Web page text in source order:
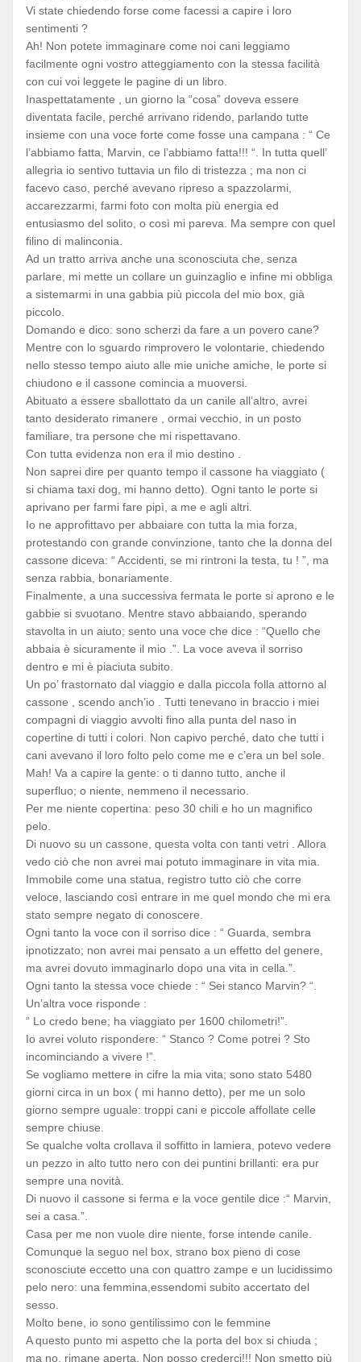
Vi state chiedendo forse come facessi a capire i loro
sentimenti ?
Ah! Non potete immaginare come noi cani leggiamo
facilmente ogni vostro atteggiamento con la stessa facilità
con cui voi leggete le pagine di un libro.
Inaspettatamente , un giorno la “cosa” doveva essere
diventata facile, perché arrivano ridendo, parlando tutte
insieme con una voce forte come fosse una campana : “ Ce
l’abbiamo fatta, Marvin, ce l’abbiamo fatta!!! “. In tutta quell’
allegria io sentivo tuttavia un filo di tristezza ; ma non ci
facevo caso, perché avevano ripreso a spazzolarmi,
accarezzarmi, farmi foto con molta più energia ed
entusiasmo del solito, o così mi pareva. Ma sempre con quel
filino di malinconia.
Ad un tratto arriva anche una sconosciuta che, senza
parlare, mi mette un collare un guinzaglio e infine mi obbliga
a sistemarmi in una gabbia più piccola del mio box, già
piccolo.
Domando e dico: sono scherzi da fare a un povero cane?
Mentre con lo sguardo rimprovero le volontarie, chiedendo
nello stesso tempo aiuto alle mie uniche amiche, le porte si
chiudono e il cassone comincia a muoversi.
Abituato a essere sballottato da un canile all’altro, avrei
tanto desiderato rimanere , ormai vecchio, in un posto
familiare, tra persone che mi rispettavano.
Con tutta evidenza non era il mio destino .
Non saprei dire per quanto tempo il cassone ha viaggiato (
si chiama taxi dog, mi hanno detto). Ogni tanto le porte si
aprivano per farmi fare pipì, a me e agli altri.
Io ne approfittavo per abbaiare con tutta la mia forza,
protestando con grande convinzione, tanto che la donna del
cassone diceva: “ Accidenti, se mi rintroni la testa, tu ! ”, ma
senza rabbia, bonariamente.
Finalmente, a una successiva fermata le porte si aprono e le
gabbie si svuotano. Mentre stavo abbaiando, sperando
stavolta in un aiuto; sento una voce che dice : “Quello che
abbaia è sicuramente il mio .”. La voce aveva il sorriso
dentro e mi è piaciuta subito.
Un po’ frastornato dal viaggio e dalla piccola folla attorno al
cassone , scendo anch’io . Tutti tenevano in braccio i miei
compagni di viaggio avvolti fino alla punta del naso in
copertine di tutti i colori. Non capivo perché, dato che tutti i
cani avevano il loro folto pelo come me e c’era un bel sole.
Mah! Va a capire la gente: o ti danno tutto, anche il
superfluo; o niente, nemmeno il necessario.
Per me niente copertina: peso 30 chili e ho un magnifico
pelo.
Di nuovo su un cassone, questa volta con tanti vetri . Allora
vedo ciò che non avrei mai potuto immaginare in vita mia.
Immobile come una statua, registro tutto ciò che corre
veloce, lasciando così entrare in me quel mondo che mi era
stato sempre negato di conoscere.
Ogni tanto la voce con il sorriso dice : “ Guarda, sembra
ipnotizzato; non avrei mai pensato a un effetto del genere,
ma avrei dovuto immaginarlo dopo una vita in cella.”.
Ogni tanto la stessa voce chiede : “ Sei stanco Marvin? “.
Un’altra voce risponde :
“ Lo credo bene; ha viaggiato per 1600 chilometri!”.
Io avrei voluto rispondere: “ Stanco ? Come potrei ? Sto
incominciando a vivere !”.
Se vogliamo mettere in cifre la mia vita; sono stato 5480
giorni circa in un box ( mi hanno detto), per me un solo
giorno sempre uguale: troppi cani e piccole affollate celle
sempre chiuse.
Se qualche volta crollava il soffitto in lamiera, potevo vedere
un pezzo in alto tutto nero con dei puntini brillanti: era pur
sempre una novità.
Di nuovo il cassone si ferma e la voce gentile dice :“ Marvin,
sei a casa.”.
Casa per me non vuole dire niente, forse intende canile.
Comunque la seguo nel box, strano box pieno di cose
sconosciute eccetto una con quattro zampe e un lucidissimo
pelo nero: una femmina,essendomi subito accertato del
sesso.
Molto bene, io sono gentilissimo con le femmine
A questo punto mi aspetto che la porta del box si chiuda ;
ma no, rimane aperta. Non posso crederci!!! Non smetto più